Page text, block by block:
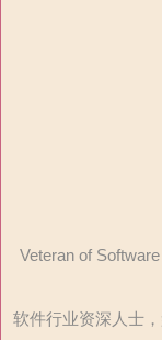
Veteran of
软件行业资深人士